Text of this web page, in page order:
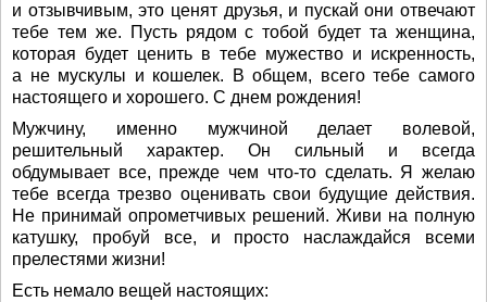
и отзывчивым, это ценят друзья, и пускай они отвечают
тебе тем же. Пусть рядом с тобой будет та женщина,
которая будет ценить в тебе мужество и искренность,
а не мускулы и кошелек. В общем, всего тебе самого
настоящего и хорошего. С днем рождения!
Мужчину, именно мужчиной делает волевой,
решительный характер. Он сильный и всегда
обдумывает все, прежде чем что-то сделать. Я желаю
тебе всегда трезво оценивать свои будущие действия.
Не принимай опрометчивых решений. Живи на полную
катушку, пробуй все, и просто наслаждайся всеми
прелестями жизни!
Есть немало вещей настоящих: